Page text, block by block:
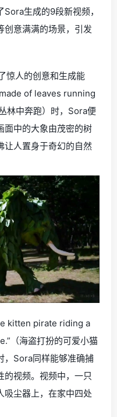
生成的9段新视频，
创意满满的场景，引发
惊人的创意和生成能
of leaves running
林中奔跑）时，Sora便
面中的大象由茂密的树
让人置身于奇幻的自然
kitten pirate riding a
（海盗打扮的可爱小猫
，Sora同样能够准确捕
的视频。视频中，一只
吸尘器上，在家中四处